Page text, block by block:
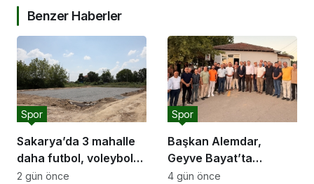
Benzer Haberler
Sakarya’da 3 mahalle
daha futbol, voleybol
ve basketbol sahasına
Spor
2 gün önce
Başkan Alemdar,
Geyve Bayat’ta
hemşehrileriyle
Spor
4 gün önce